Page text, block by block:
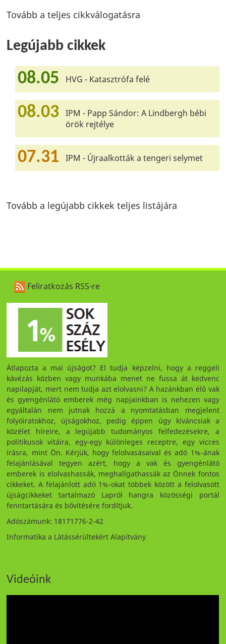
Tovább a teljes cikkválogatásra
Legújabb cikkek
08.05 HVG - Katasztrófa felé
08.03
IPM - Papp Sándor: A Lindbergh bébi
örök rejtélye
07.31 IPM - Újraalkották a tengeri selymet
Tovább a legújabb cikkek teljes listájára
Feliratkozás RSS-re
Átlapozta a mai újságot? El tudja képzelni, hogy a reggeli
kávézás közben vagy munkába menet ne fussa át kedvenc
napilapját, mert nem tudja azt elolvasni? A hazánkban élő vak
és gyengénlátó emberek még napjainkban is nehezen vagy
egyáltalán nem jutnak hozzá a nyomtatásban megjelent
folyóiratokhoz, újságokhoz, pedig éppen úgy kíváncsiak a
közélet híreire, a legújabb tudományos felfedezésekre, a
politikusok vitáira, egy-egy különleges receptre, egy vicces
írásra, mint Ön. Kérjük, hogy felolvasásaival és adó 1%-ának
felajánlásával tegyen azért, hogy a vak és gyengénlátó
emberek is elolvashassák, meghallgathassák az Önnek fontos
cikkeket. A felajánlott adó 1%-okat többek között a felolvasott
újságcikkeket tartalmazó Lapról hangra közösségi portál
fenntartására és bővítésére fordítjuk.
Adószámunk: 18171776-2-42
Informatika a Látássérültekért Alapítvány
Videóink